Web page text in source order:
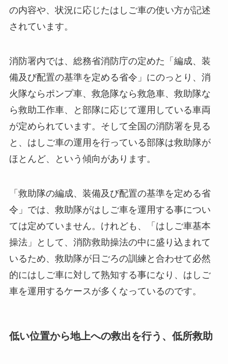
の内容や、状況に応じたはしご車の使い方が記述
されています。
消防署内では、総務省消防庁の定めた「編成、装
備及び配置の基準を定める省令」にのっとり、消
火隊ならポンプ車、救急隊なら救急車、救助隊な
ら救助工作車、と部隊に応じて運用している車両
が定められています。そして全国の消防署を見る
と、はしご車の運用を行っている部隊は救助隊が
ほとんど、という傾向があります。
「救助隊の編成、装備及び配置の基準を定める省
令」では、救助隊がはしご車を運用する事につい
ては定めていません。けれども、「はしご車基本
操法」として、消防救助操法の中に盛り込まれて
いるため、救助隊が日ごろの訓練と合わせて必然
的にはしご車に対して熟知する事になり、はしご
車を運用するケースが多くなっているのです。
低い位置から地上への救出を行う、低所救助